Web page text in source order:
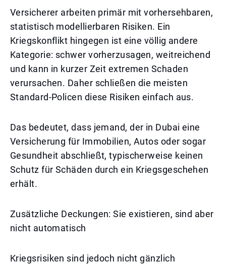
Versicherer arbeiten primär mit vorhersehbaren,
statistisch modellierbaren Risiken. Ein
Kriegskonflikt hingegen ist eine völlig andere
Kategorie: schwer vorherzusagen, weitreichend
und kann in kurzer Zeit extremen Schaden
verursachen. Daher schließen die meisten
Standard-Policen diese Risiken einfach aus.
Das bedeutet, dass jemand, der in Dubai eine
Versicherung für Immobilien, Autos oder sogar
Gesundheit abschließt, typischerweise keinen
Schutz für Schäden durch ein Kriegsgeschehen
erhält.
Zusätzliche Deckungen: Sie existieren, sind aber
nicht automatisch
Kriegsrisiken sind jedoch nicht gänzlich